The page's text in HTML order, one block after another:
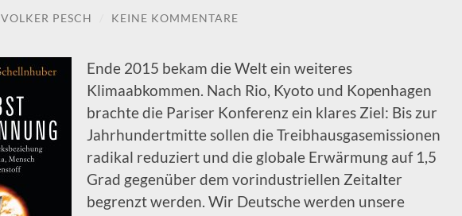
VOLKER PESCH KEINE KOMMENTARE
Ende 2015 bekam die Welt ein weiteres
Klimaabkommen. Nach Rio, Kyoto und Kopenhagen
brachte die Pariser Konferenz ein klares Ziel: Bis zur
Jahrhundertmitte sollen die Treibhausgasemissionen
radikal reduziert und die globale Erwärmung auf 1,5
Grad gegenüber dem vorindustriellen Zeitalter
begrenzt werden. Wir Deutsche werden unsere